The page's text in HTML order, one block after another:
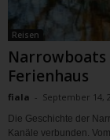
Reisen
Narrowboats
Ferienhaus
fiala - September 14,
Die Geschichte der
Kanäle verbunden.